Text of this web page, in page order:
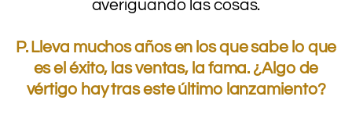
averiguando las cosas.
P. Lleva muchos años en los que sabe lo que
es el éxito, las ventas, la fama. ¿Algo de
vértigo hay tras este último lanzamiento?